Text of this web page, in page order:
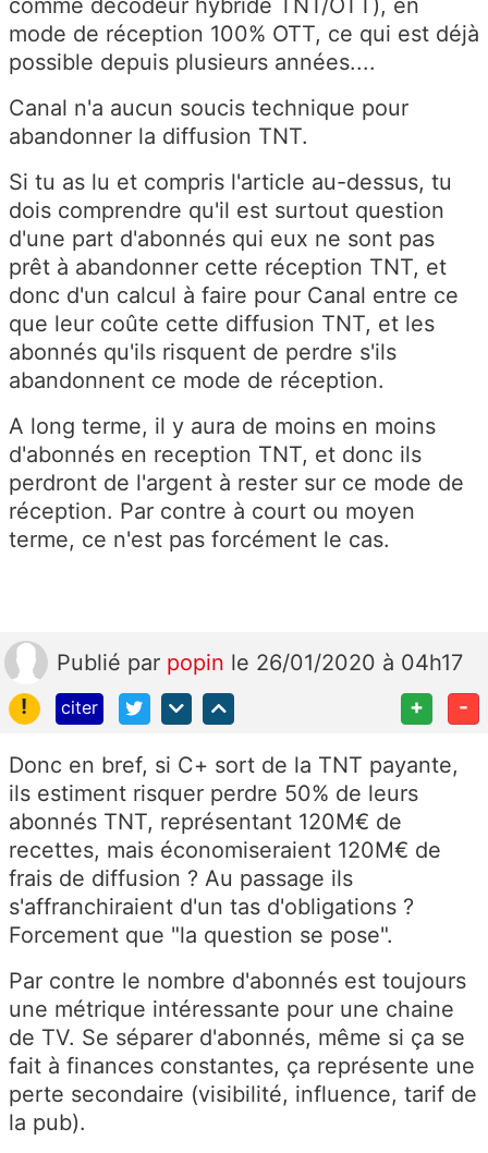
mode de réception 100% OTT, ce qui est déjà
possible depuis plusieurs années....
Canal n'a aucun soucis technique pour
abandonner la diffusion TNT.
Si tu as lu et compris l'article au-dessus, tu
dois comprendre qu'il est surtout question
d'une part d'abonnés qui eux ne sont pas
prêt à abandonner cette réception TNT, et
donc d'un calcul à faire pour Canal entre ce
que leur coûte cette diffusion TNT, et les
abonnés qu'ils risquent de perdre s'ils
abandonnent ce mode de réception.
A long terme, il y aura de moins en moins
d'abonnés en reception TNT, et donc ils
perdront de l'argent à rester sur ce mode de
réception. Par contre à court ou moyen
terme, ce n'est pas forcément le cas.
Publié par popin le 26/01/2020 à 04h17
!
citer + -
Donc en bref, si C+ sort de la TNT payante,
ils estiment risquer perdre 50% de leurs
abonnés TNT, représentant 120M€ de
recettes, mais économiseraient 120M€ de
frais de diffusion ? Au passage ils
s'affranchiraient d'un tas d'obligations ?
Forcement que "la question se pose".
Par contre le nombre d'abonnés est toujours
une métrique intéressante pour une chaine
de TV. Se séparer d'abonnés, même si ça se
fait à finances constantes, ça représente une
perte secondaire (visibilité, influence, tarif de
la pub).